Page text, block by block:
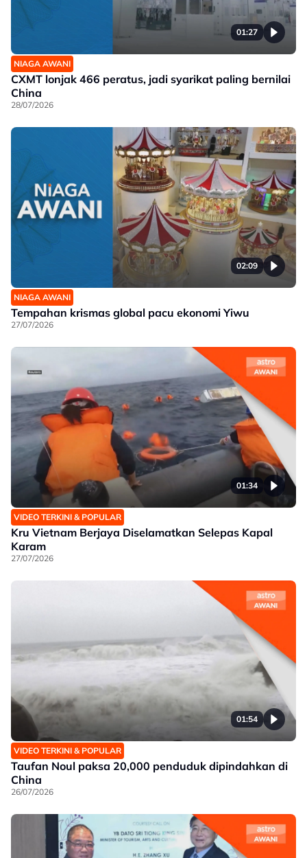
01:27
NIAGA AWANI
CXMT lonjak 466 peratus, jadi syarikat paling bernilai
China
28/07/2026
02:09
NIAGA AWANI
Tempahan krismas global pacu ekonomi Yiwu
27/07/2026
01:34
VIDEO TERKINI & POPULAR
Kru Vietnam Berjaya Diselamatkan Selepas Kapal
Karam
27/07/2026
01:54
VIDEO TERKINI & POPULAR
Taufan Noul paksa 20,000 penduduk dipindahkan di
China
26/07/2026